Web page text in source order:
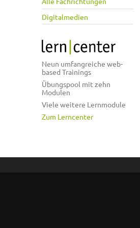
Digitalmedien
Neun umfangreiche web-
based Trainings
Übungspool mit zehn
Modulen
Viele weitere Lernmodule
Zum Lerncenter